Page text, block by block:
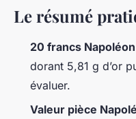
Le résumé
20 francs Napoléon
dorant 5,81 g d’or
évaluer.
Valeur pièce